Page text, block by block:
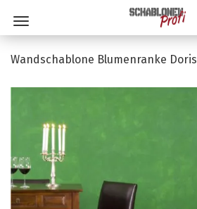
Wandschablone Blumenranke Doris